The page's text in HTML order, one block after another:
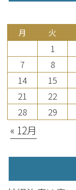
月 火
1
7
8
14
15
21
22
28
29
« 12月